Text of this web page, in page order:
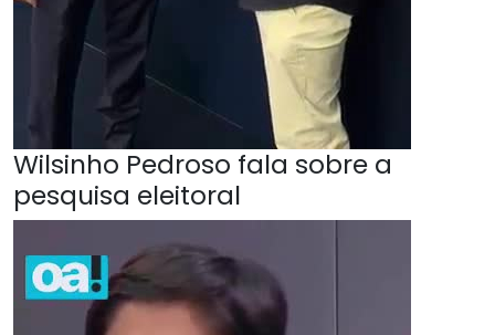
Wilsinho Pedroso fala sobre a
pesquisa eleitoral